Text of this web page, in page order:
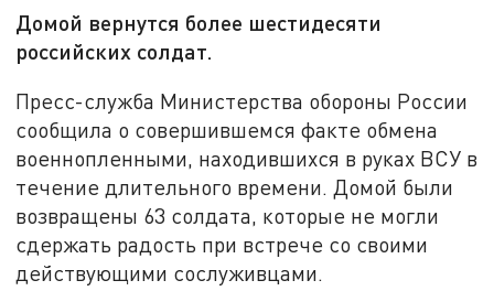
Домой вернутся более шестидесяти
российских солдат.
Пресс-служба Министерства обороны России
сообщила о совершившемся факте обмена
военнопленными, находившихся в руках ВСУ в
течение длительного времени. Домой были
возвращены 63 солдата, которые не могли
сдержать радость при встрече со своими
действующими сослуживцами.